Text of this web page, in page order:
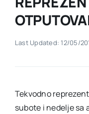
Akti SSAB
Last Updated: 12/05/
Tekvodno
subote i nedelje sa